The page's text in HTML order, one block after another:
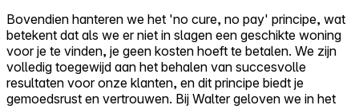
Bovendien hanteren we het 'no cure, no pay' principe, wat
betekent dat als we er niet in slagen een geschikte woning
voor je te vinden, je geen kosten hoeft te betalen. We zijn
volledig toegewijd aan het behalen van succesvolle
resultaten voor onze klanten, en dit principe biedt je
gemoedsrust en vertrouwen. Bij Walter geloven we in het